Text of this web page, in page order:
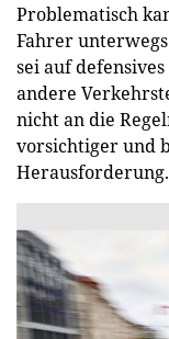
Problematisch
Fahrer
sei auf
andere
nicht an die
vorsichtiger und